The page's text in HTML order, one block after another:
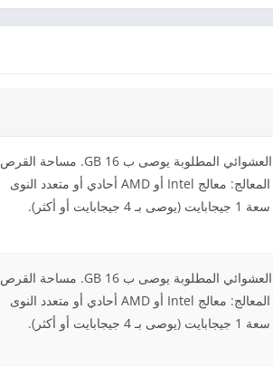
نظام التشغيل: Windows 10 64-bit الذاكرة العشوائية RAM: يحتاج 8 غيغابايت من ذاكرة الوصول العشوائي المطلوبة يوصى ب 16 GB. مساحة القرص
الصلب: 30 جيجابايت مساحة خالية على القرص (مساحة إضافية مطلوبة للتثبيت وملفات المشروع) المعالج: معالج Intel أو AMD أحادي أو متعدد النوى
بسرعة 2.5 GHz أو أعلى. كرت الشاشة: بطاقة رسومات قادرة على DirectX® 11 مع ذاكرة GPU سعة 1 جيجابايت (يوصى بـ 4 جيجابايت أو أكثر).
نظام التشغيل: Windows 10 64-bit الذاكرة العشوائية RAM: يحتاج 8 غيغابايت من ذاكرة الوصول العشوائي المطلوبة يوصى ب 16 GB. مساحة القرص
الصلب: 30 جيجابايت مساحة خالية على القرص (مساحة إضافية مطلوبة للتثبيت وملفات المشروع) المعالج: معالج Intel أو AMD أحادي أو متعدد النوى
بسرعة 2.5 GHz أو أعلى. كرت الشاشة: بطاقة رسومات قادرة على DirectX® 11 مع ذاكرة GPU سعة 1 جيجابايت (يوصى بـ 4 جيجابايت أو أكثر).